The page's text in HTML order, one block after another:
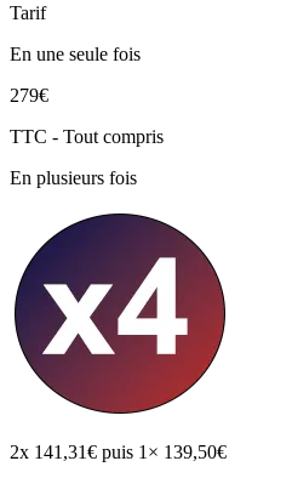
Tarif
En une seule fois
279€
TTC - Tout compris
En plusieurs fois
2x 141,31€ puis 1× 139,50€